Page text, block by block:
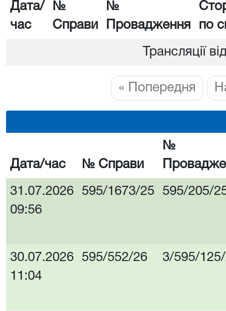
Дата/
час
№
Справи
№
Провадження
по
Трансляції
« Попередня
Дата/час № Справи
№
31.07.2026
09:56
595/1673/25 595/205/
30.07.2026
11:04
595/552/26 3/595/